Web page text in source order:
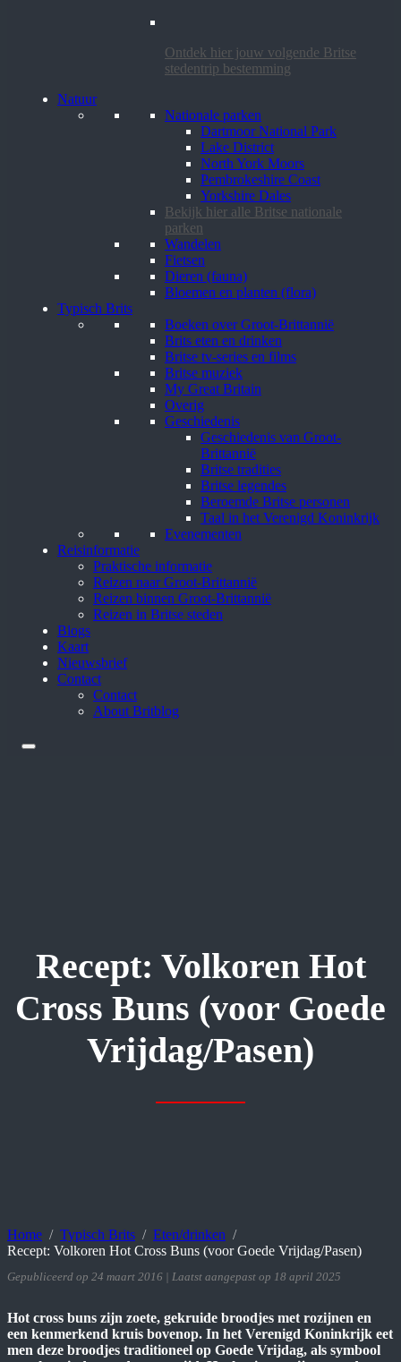
Ontdek hier jouw volgende Britse
stedentrip bestemming
Natuur
Nationale parken
Dartmoor National Park
Lake District
North York Moors
Pembrokeshire Coast
Yorkshire Dales
Bekijk hier alle Britse nationale
parken
Wandelen
Fietsen
Dieren (fauna)
Bloemen en planten (flora)
Typisch Brits
Boeken over Groot-Brittannië
Brits eten en drinken
Britse tv-series en films
Britse muziek
My Great Britain
Overig
Geschiedenis
Geschiedenis van Groot-
Brittannië
Britse tradities
Britse legendes
Beroemde Britse personen
Taal in het Verenigd Koninkrijk
Evenementen
Reisinformatie
Praktische informatie
Reizen naar Groot-Brittannië
Reizen binnen Groot-Brittannië
Reizen in Britse steden
Blogs
Kaart
Nieuwsbrief
Contact
Contact
About Britblog
Recept: Volkoren Hot
Cross Buns (voor Goede
Vrijdag/Pasen)
Home Typisch Brits
Eten/drinken
Recept: Volkoren Hot Cross Buns (voor Goede Vrijdag/Pasen)
Gepubliceerd op 24 maart 2016 | Laatst aangepast op 18 april 2025
Hot cross buns zijn zoete, gekruide broodjes met rozijnen en
een kenmerkend kruis bovenop. In het Verenigd Koninkrijk eet
men deze broodjes traditioneel op Goede Vrijdag, als symbool